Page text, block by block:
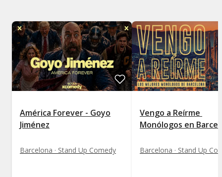
América Forever - Goyo
Jiménez
Barcelona · Stand Up Comedy
Vengo a Reírme 
Monólogos en
Barcelona · Stand Up